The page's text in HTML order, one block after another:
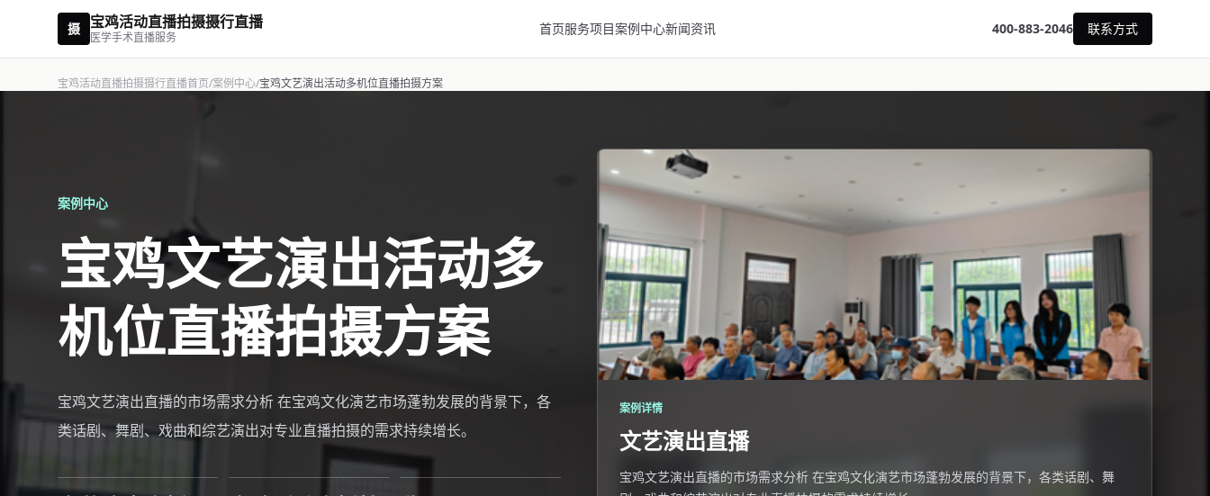
摄 宝鸡活动直播拍摄摄行直播
医学手术直播服务
首页服务项目案例中心新闻资讯 400-883-2046 联系方式
宝鸡活动直播拍摄摄行直播首页/案例中心/宝鸡文艺演出活动多机位直播拍摄方案
案例中心
宝鸡文艺演出活动多
机位直播拍摄方案
宝鸡文艺演出直播的市场需求分析 在宝鸡文化演艺市场蓬勃发展的背景下，各
类话剧、舞剧、戏曲和综艺演出对专业直播拍摄的需求持续增长。
案例详情
文艺演出直播
宝鸡文艺演出直播的市场需求分析 在宝鸡文化演艺市场蓬勃发展的背景下，各类话剧、舞